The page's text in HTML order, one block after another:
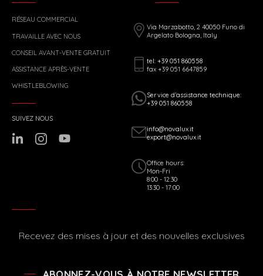
RÉSEAU COMMERCIAL
TRAVAILLE AVEC NOUS
CONSEIL AVANT-VENTE GRATUIT
ASSISTANCE APRÈS-VENTE
WHISTLEBLOWING
Via Marzabotto, 2 40050 Funo di
Argelato Bologna, Italy
tel: +39 051 860558
fax +39 051 6647859
Service d’assistance technique:
+39 051 860558
info@novalux.it
export@novalux.it
Office hours:
Mon-Fri
8:00 - 12:30
13:30 - 17:00
SUIVEZ NOUS
Recevez des mises à jour et des nouvelles exclusives